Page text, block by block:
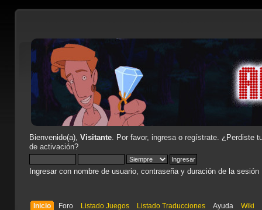
Bienvenido(a), Visitante. Por favor, ingresao regístrate. ¿Perdiste
de activación?
Ingresar con nombre de usuario, contraseña y duración de la sesión
Inicio Foro Listado Juegos Listado Traducciones Ayuda Wiki